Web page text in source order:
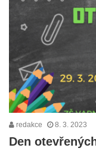
redakce 8. 3. 2023
Den